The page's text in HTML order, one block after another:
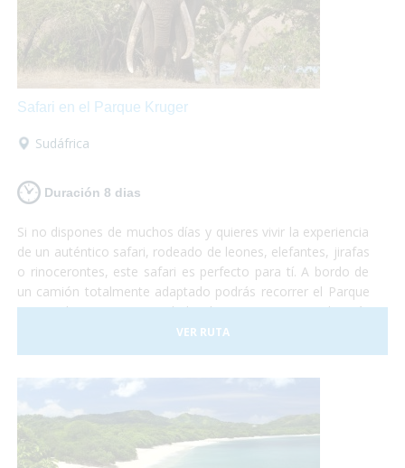
Safari en el Parque Kruger
Sudáfrica
Duración 8 dias
Si no dispones de muchos días y quieres vivir la experiencia
de un auténtico safari, rodeado de leones, elefantes, jirafas
o rinocerontes, este safari es perfecto para tí. A bordo de
un camión totalmente adaptado podrás recorrer el Parque
Nacional Kruger, sin duda la reserva natural más
importante de África y dónde podrás sentir la cercanía con
la fauna más espectacular del planeta. No te lo puedes
VER RUTA